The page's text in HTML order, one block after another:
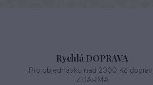
Rychlá DOPRAVA
Pro objednávku nad 2000 Kč
ZDARMA